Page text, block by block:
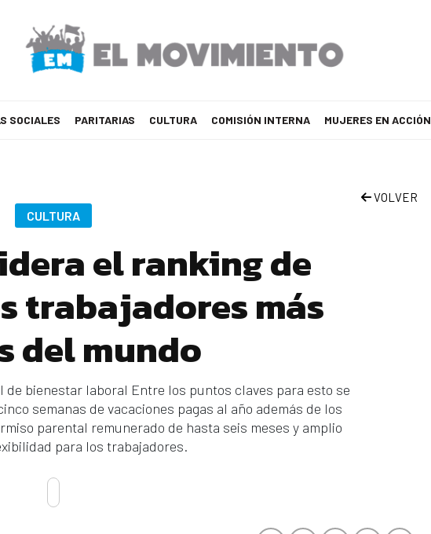
SOCIALES PARITARIAS CULTURA COMISIÓN INTERNA MUJERES EN ACCIÓN
VOLVER
CULTURA
el ranking de
trabajadores más
del mundo
bienestar laboral Entre los puntos claves para esto se
semanas de vacaciones pagas al año además de los
parental remunerado de hasta seis meses y amplio
para los trabajadores.